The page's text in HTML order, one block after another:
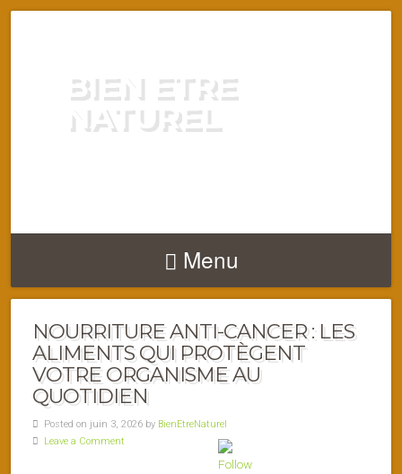
BIEN ETRE
NATUREL
Menu
NOURRITURE ANTI-CANCER : LES
ALIMENTS QUI PROTÈGENT
VOTRE ORGANISME AU
QUOTIDIEN
Posted on juin 3, 2026 by BienEtreNaturel
Leave a Comment